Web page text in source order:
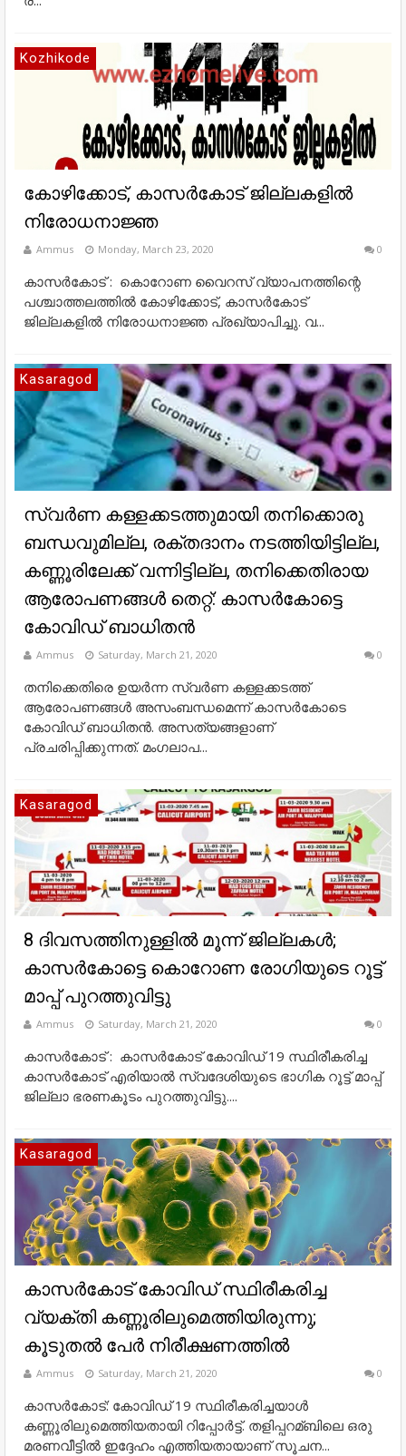
Kozhikode
കോഴിക്കോട്, കാസർകോട് ജില്ലകളില്‍
നിരോധനാജ്ഞ
Ammus Monday, March 23, 2020 0
കാസര്‍കോട് : കൊറോണ വൈറസ് വ്യാപനത്തിന്റെ
പശ്ചാത്തലത്തില്‍ കോഴിക്കോട്, കാസര്‍കോട്
ജില്ലകളില്‍ നിരോധനാജ്ഞ പ്രഖ്യാപിച്ചു. വ...
Kasaragod
സ്വര്‍ണ കള്ളക്കടത്തുമായി തനിക്കൊരു
ബന്ധവുമില്ല, രക്തദാനം നടത്തിയിട്ടില്ല,
കണ്ണൂരിലേക്ക് വന്നിട്ടില്ല, തനിക്കെതിരായ
ആരോപണങ്ങള്‍ തെറ്റ്: കാസര്‍കോട്ടെ
കോവിഡ് ബാധിതന്‍
Ammus Saturday, March 21, 2020 0
തനിക്കെതിരെ ഉയര്‍ന്ന സ്വര്‍ണ കള്ളക്കടത്ത്
ആരോപണങ്ങള്‍ അസംബന്ധമെന്ന് കാസര്‍കോടെ
കോവിഡ് ബാധിതന്‍. അസത്യങ്ങളാണ്
പ്രചരിപ്പിക്കുന്നത്. മംഗലാപ...
Kasaragod
8 ദിവസത്തിനുള്ളില്‍ മൂന്ന് ജില്ലകള്‍;
കാസര്‍കോട്ടെ കൊറോണ രോഗിയുടെ റൂട്ട്
മാപ്പ് പുറത്തുവിട്ടു
Ammus Saturday, March 21, 2020 0
കാസര്‍കോട് : കാസര്‍കോട് കോവിഡ് 19 സ്ഥിരീകരിച്ച
കാസര്‍കോട് എരിയാല്‍ സ്വദേശിയുടെ ഭാഗിക റൂട്ട് മാപ്പ്
ജില്ലാ ഭരണകൂടം പുറത്തുവിട്ടു....
Kasaragod
കാസര്‍കോട് കോവിഡ് സ്ഥിരീകരിച്ച
വ്യക്തി കണ്ണൂരിലുമെത്തിയിരുന്നു;
കൂടുതല്‍ പേര്‍ നിരീക്ഷണത്തില്‍
Ammus Saturday, March 21, 2020 0
കാസര്‍കോട്: കോവിഡ് 19 സ്ഥിരീകരിച്ചയാള്‍
കണ്ണൂരിലുമെത്തിയതായി റിപ്പോര്‍ട്ട്. തളിപ്പറമ്ബിലെ ഒരു
മരണവീട്ടില്‍ ഇദ്ദേഹം എത്തിയതായാണ് സൂചന...